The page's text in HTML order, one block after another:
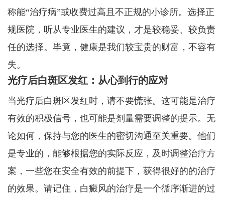
称能“治疗病”或收费过高且不正规的小诊所。选择正
规医院，听从专业医生的建议，才是较稳妥、较负责
任的选择。毕竟，健康是我们较宝贵的财富，不容有
失。
光疗后白斑区发红：从心到行的应对
当光疗后白斑区发红时，请不要慌张。这可能是治疗
有效的积极信号，也可能是剂量需要调整的提示。无
论如何，保持与您的医生的密切沟通至关重要。他们
是专业的，能够根据您的实际反应，及时调整治疗方
案，一些您在安全有效的前提下，获得很好的的治疗
的效果。请记住，白癜风的治疗是一个循序渐进的过